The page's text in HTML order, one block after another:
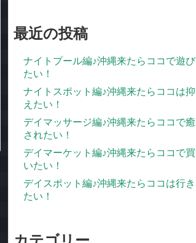
最近の投稿
ナイトプール編♪沖縄来たらココで遊び
たい！
ナイトスポット編♪沖縄来たらココは抑
えたい！
デイマッサージ編♪沖縄来たらココで癒
されたい！
デイマーケット編♪沖縄来たらココで買
いたい！
デイスポット編♪沖縄来たらココは行き
たい！